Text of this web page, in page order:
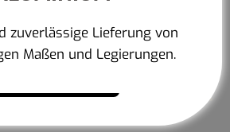
zuverlässige Lieferung von
Maßen und Legierungen.